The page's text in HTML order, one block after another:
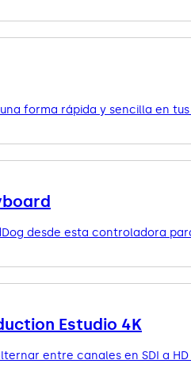
forma rápida y sencilla en
desde esta controladora
Estudio 4K
entre canales en SDI a